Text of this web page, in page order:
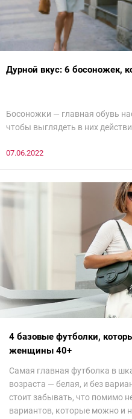
Дурной вкус: 6 босоножек,
Босоножки — главная обувь
чтобы выглядеть в них
сезоне лучше не надевать.
07.06.2022
4 базовые футболки,
женщины 40+
Самая главная футболка в
возраста — белая, и без
стоит забывать, что помимо
вариантов, которые можно и